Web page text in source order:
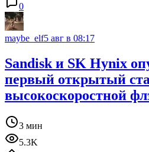
0
maybe_elf5 авг в 08:17
Sandisk и SK Hynix
первый открытый
высокоскоростной
3 мин
5.3K